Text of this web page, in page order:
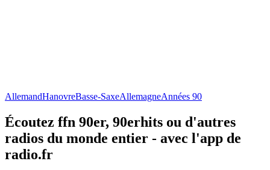
AllemandHanovreBasse-SaxeAllemagneAnnées 90
Écoutez ffn 90er, 90erhits ou d'autres
radios du monde entier - avec l'app de
radio.fr